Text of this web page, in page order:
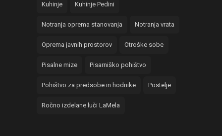
Kuhinje Kuhinje Pedini
Notranja oprema stanovanja Notranja vrata
Oprema javnih prostorov Otroške sobe
Pisalne mize Pisarniško pohištvo
Pohištvo za predsobe in hodnike Postelje
Ročno izdelane luči LaMela